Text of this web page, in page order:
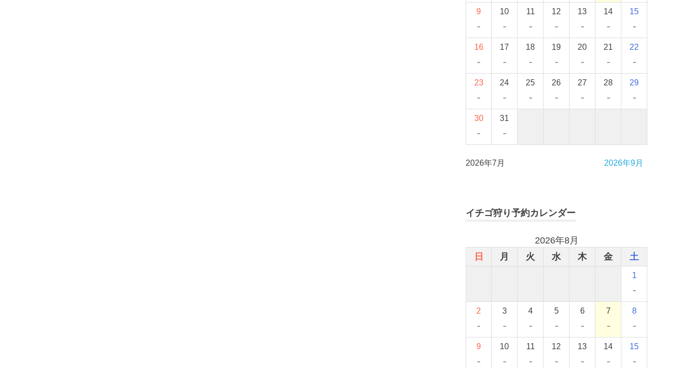
9
-
10
-
11
-
12
-
13
-
14
-
15
-
16
-
17
-
18
-
19
-
20
-
21
-
22
-
23
-
24
-
25
-
26
-
27
-
28
-
29
-
30
-
31
-
2026年7月 2026年9月
イチゴ狩り予約カレンダー
2026年8月
日
月 火 水 木 金 土
1
-
2
-
3
-
4
-
5
-
6
-
7
-
8
-
9
-
10
-
11
-
12
-
13
-
14
-
15
-